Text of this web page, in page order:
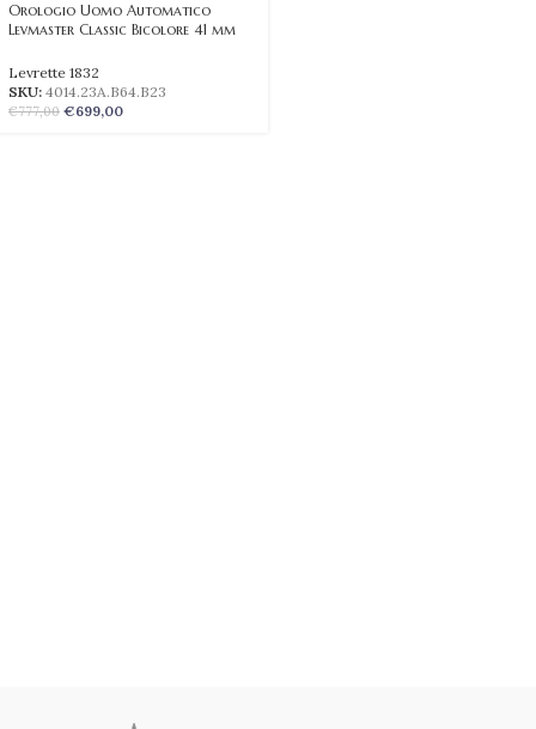
Orologio Uomo Automatico
Levmaster Classic Bicolore 41 mm
Levrette 1832
SKU: 4014.23A.B64.B23
€777,00 €699,00